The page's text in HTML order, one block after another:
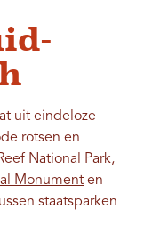
uit eindeloze
rotsen en
National Park,
Monument en
staatsparken